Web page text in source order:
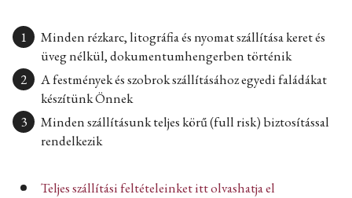
Minden rézkarc, litográfia és nyomat szállítása keret és
üveg nélkül, dokumentumhengerben történik
A festmények és szobrok szállításához egyedi faládákat
készítünk Önnek
Minden szállításunk teljes körű (full risk) biztosítással
rendelkezik
Teljes szállítási feltételeinket itt olvashatja el